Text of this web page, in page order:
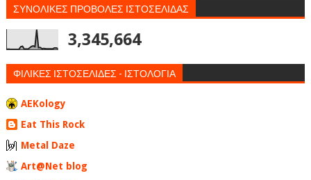
ΣΥΝΟΛΙΚΕΣ ΠΡΟΒΟΛΕΣ ΙΣΤΟΣΕΛΙΔΑΣ
3,345,664
ΦΙΛΙΚΕΣ ΙΣΤΟΣΕΛΙΔΕΣ - ΙΣΤΟΛΟΓΙΑ
AEKology
Eat This Rock
Metal Daze
Art@Net blog